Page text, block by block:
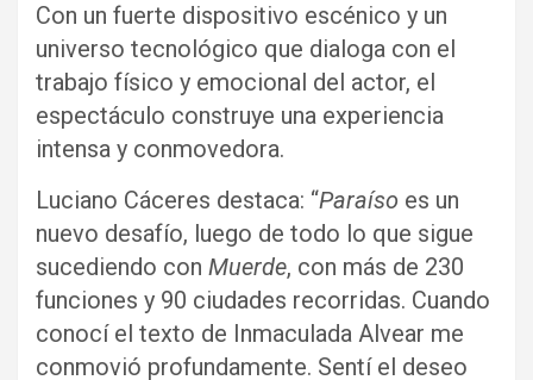
Con un fuerte dispositivo escénico y un
universo tecnológico que dialoga con el
trabajo físico y emocional del actor, el
espectáculo construye una experiencia
intensa y conmovedora.
Luciano Cáceres destaca: “Paraíso es un
nuevo desafío, luego de todo lo que sigue
sucediendo con Muerde, con más de 230
funciones y 90 ciudades recorridas. Cuando
conocí el texto de Inmaculada Alvear me
conmovió profundamente. Sentí el deseo